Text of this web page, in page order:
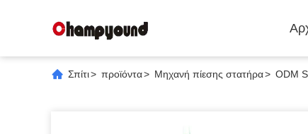
Σπίτι> προϊόντα> Μηχανή πίεσης στατήρα> ODM